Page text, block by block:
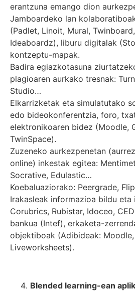
erantzuna emango dion
Jamboardeko lan
(Padlet, Linoit, Mural,
Ideaboardz), liburu digitalak
kontzeptu-mapak.
Badira egiazkotasuna
plagioaren aurkako tresnak:
Studio…
Elkarrizketak eta simulatutako
edo bideokonferentzia, foro,
elektronikoaren bidez (Moodle,
TwinSpace).
Zuzeneko aurkezpenetan
online) inkestak egitea:
Socrative, Edulastic…
Koebaluaziorako: Peergrade,
Irakasleak informazioa bildu
Corubrics, Rubistar, Idoceo,
bankua (Intef), erkaketa-
objektiboak (Adibideak: Moodle,
Liveworksheets).
Blended learning-ean